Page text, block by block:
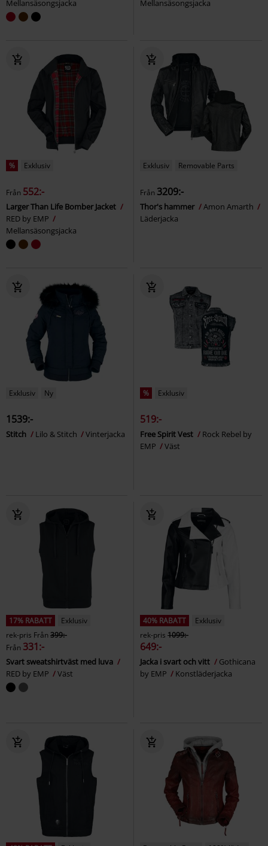
Mellansäsongsjacka Mellansäsongsjacka
% Exklusiv
Från 552:-
Larger Than Life Bomber Jacket
RED by EMP
Mellansäsongsjacka
Exklusiv Removable Parts
Från 3209:-
Thor's hammer
Amon Amarth
Läderjacka
Exklusiv Ny
1539:-
Stitch Lilo & Stitch Vinterjacka
% Exklusiv
519:-
Free Spirit Vest
Rock Rebel by
EMP
Väst
17% RABATT
Exklusiv
rek-pris Från399:-
Från 331:-
Svart sweatshirtväst med luva
RED by EMP
Väst
40% RABATT
Exklusiv
rek-pris 1099:-
649:-
Jacka i svart och vitt
Gothicana
by EMP
Konstläderjacka